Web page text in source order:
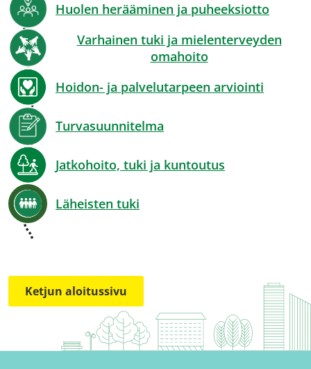
Huolen herääminen ja puheeksiotto
Varhainen tuki ja mielenterveyden
omahoito
Hoidon- ja palvelutarpeen arviointi
Turvasuunnitelma
Jatkohoito, tuki ja kuntoutus
Läheisten tuki
Ketjun aloitussivu